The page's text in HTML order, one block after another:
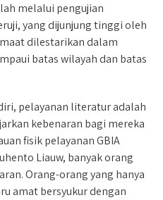
melalui pengujian
yang dijunjung tinggi oleh
dilestarikan dalam
batas wilayah dan batas
pelayanan literatur adalah
kebenaran bagi mereka
fisik pelayanan GBIA
Liauw, banyak orang
Orang-orang yang hanya
amat bersyukur dengan